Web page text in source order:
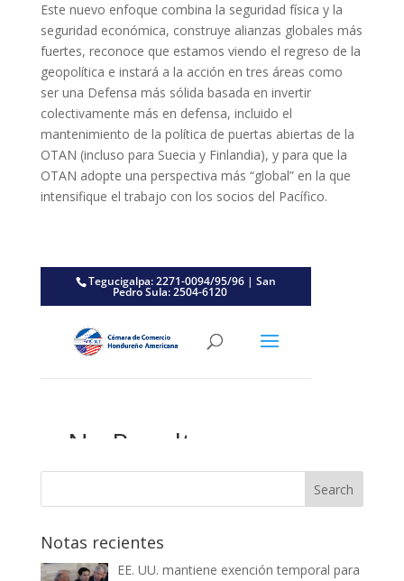
Este nuevo enfoque combina la seguridad física y la
seguridad económica, construye alianzas globales más
fuertes, reconoce que estamos viendo el regreso de la
geopolítica e instará a la acción en tres áreas como
ser una Defensa más sólida basada en invertir
colectivamente más en defensa, incluido el
mantenimiento de la política de puertas abiertas de la
OTAN (incluso para Suecia y Finlandia), y para que la
OTAN adopte una perspectiva más “global” en la que
intensifique el trabajo con los socios del Pacífico.
Notas recientes
EE. UU. mantiene exención temporal para